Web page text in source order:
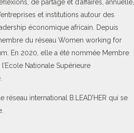
de partage et d’affaires, annuelle,
et institutions autour des
économique africain. Depuis
du réseau Women working for
En 2020, elle a été nommée Membre
Nationale Supérieure
international B.LEAD’HER qui se